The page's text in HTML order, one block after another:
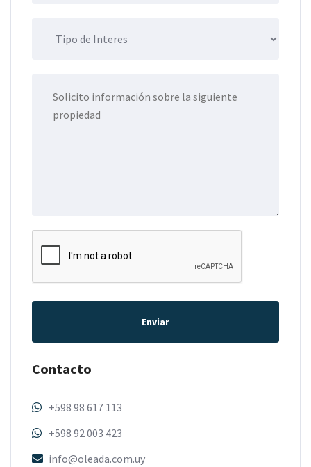
Enviar
Contacto
+598 98 617 113
+598 92 003 423
info@oleada.com.uy